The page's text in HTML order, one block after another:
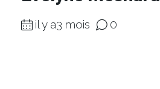
il y a3 mois 0